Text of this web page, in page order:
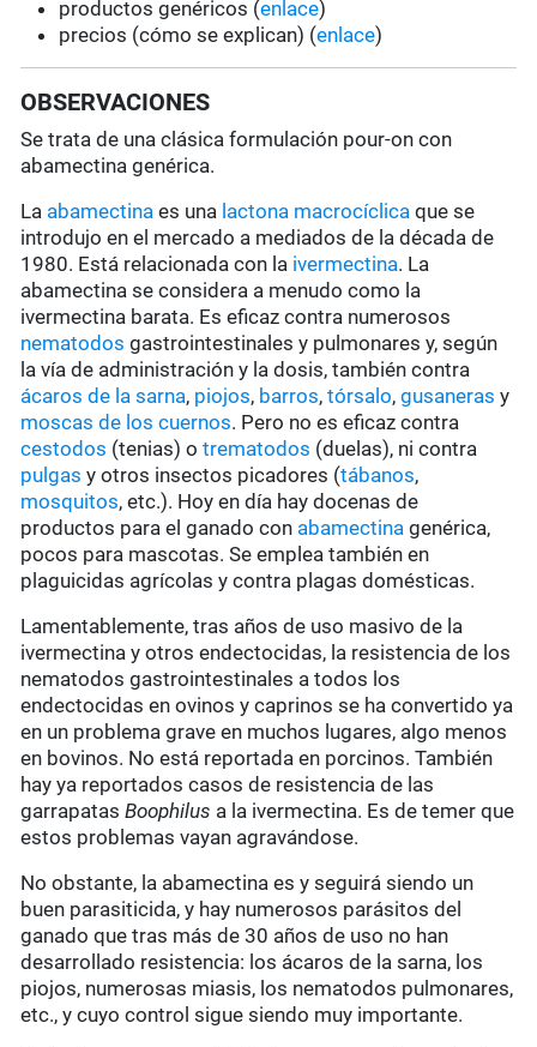
productos genéricos (enlace)
precios (cómo se explican) (enlace)
OBSERVACIONES
Se trata de una clásica formulación pour-on con
abamectina genérica.
La abamectina es una lactona macrocíclica que se
introdujo en el mercado a mediados de la década de
1980. Está relacionada con la ivermectina. La
abamectina se considera a menudo como la
ivermectina barata. Es eficaz contra numerosos
nematodos gastrointestinales y pulmonares y, según
la vía de administración y la dosis, también contra
ácaros de la sarna, piojos, barros,tórsalo,gusaneras y
moscas de los cuernos. Pero no es eficaz contra
cestodos (tenias) otrematodos (duelas), ni contra
pulgas y otros insectos picadores (tábanos,
mosquitos, etc.). Hoy en día hay docenas de
productos para el ganado con abamectina genérica,
pocos para mascotas. Se emplea también en
plaguicidas agrícolas y contra plagas domésticas.
Lamentablemente, tras años de uso masivo de la
ivermectina y otros endectocidas, la resistencia de los
nematodos gastrointestinales a todos los
endectocidas en ovinos y caprinos se ha convertido ya
en un problema grave en muchos lugares, algo menos
en bovinos. No está reportada en porcinos. También
hay ya reportados casos de resistencia de las
garrapatasBoophilus a la ivermectina. Es de temer que
estos problemas vayan agravándose.
No obstante, la abamectina es y seguirá siendo un
buen parasiticida, y hay numerosos parásitos del
ganado que tras más de 30 años de uso no han
desarrollado resistencia: los ácaros de la sarna, los
piojos, numerosas miasis, los nematodos pulmonares,
etc., y cuyo control sigue siendo muy importante.